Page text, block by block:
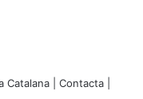
| Contacta